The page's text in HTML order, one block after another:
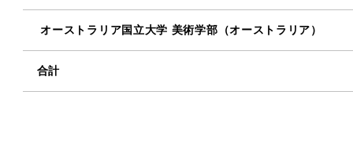
オーストラリア国立大学 美術学部（オーストラリア）
合計